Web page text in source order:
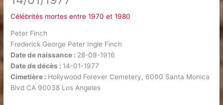
Célébrités mortes entre 1970 et 1980
Peter Finch
Frederick George Peter Ingle Finch
Date de naissance : 28-09-1916
Date de décès : 14-01-1977
Cimetière : Hollywood Forever Cemetery, 6000 Santa Monica
Blvd CA 90038 Los Angeles